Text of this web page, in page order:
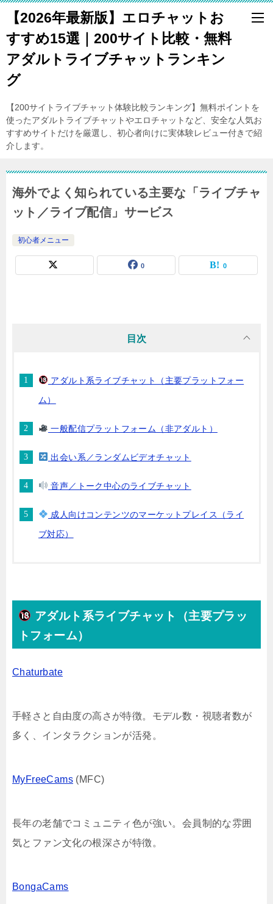
【2026年最新版】エロチャットお
すすめ15選｜200サイト比較・無料
アダルトライブチャットランキン
グ
【200サイトライブチャット体験比較ランキング】無料ポイントを
使ったアダルトライブチャットやエロチャットなど、安全な人気お
すすめサイトだけを厳選し、初心者向けに実体験レビュー付きで紹
介します。
海外でよく知られている主要な「ライブチャ
ット／ライブ配信」サービス
初心者メニュー
0 0
目次
アダルト系ライブチャット（主要プラットフォー
ム）
一般配信プラットフォーム（非アダルト）
出会い系／ランダムビデオチャット
音声／トーク中心のライブチャット
成人向けコンテンツのマーケットプレイス（ライ
ブ対応）
アダルト系ライブチャット（主要プラッ
トフォーム）
Chaturbate
手軽さと自由度の高さが特徴。モデル数・視聴者数が
多く、インタラクションが活発。
MyFreeCams (MFC)
長年の老舗でコミュニティ色が強い。会員制的な雰囲
気とファン文化の根深さが特徴。
BongaCams